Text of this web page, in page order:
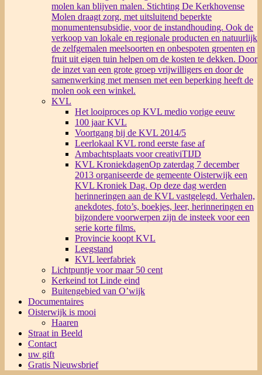
molen kan blijven malen. Stichting De Kerkhovense
Molen draagt zorg, met uitsluitend beperkte
monumentensubsidie, voor de instandhouding. Ook de
verkoop van lokale en regionale producten en natuurlijk
de zelfgemalen meelsoorten en onbespoten groenten en
fruit uit eigen tuin helpen om de kosten te dekken. Door
de inzet van een grote groep vrijwilligers en door de
samenwerking met mensen met een beperking heeft de
molen ook een winkel.
KVL
Het looiproces op KVL medio vorige eeuw
100 jaar KVL
Voortgang bij de KVL 2014/5
Leerlokaal KVL rond eerste fase af
Ambachtsplaats voor creativiTIJD
KVL KroniekdagenOp zaterdag 7 december
2013 organiseerde de gemeente Oisterwijk een
KVL Kroniek Dag. Op deze dag werden
herinneringen aan de KVL vastgelegd. Verhalen,
anekdotes, foto’s, boekjes, leer, herinneringen en
bijzondere voorwerpen zijn de insteek voor een
serie korte films.
Provincie koopt KVL
Leegstand
KVL leerfabriek
Lichtpuntje voor maar 50 cent
Kerkeind tot Linde eind
Buitengebied van O’wijk
Documentaires
Oisterwijk is mooi
Haaren
Straat in Beeld
Contact
uw gift
Gratis Nieuwsbrief